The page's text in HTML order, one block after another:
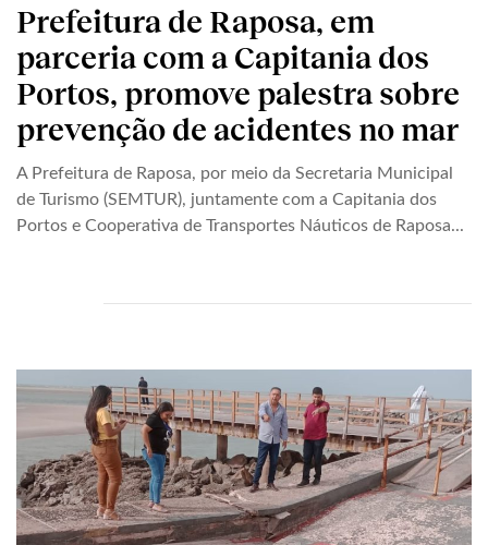
Prefeitura de Raposa, em
parceria com a Capitania dos
Portos, promove palestra sobre
prevenção de acidentes no mar
A Prefeitura de Raposa, por meio da Secretaria Municipal
de Turismo (SEMTUR), juntamente com a Capitania dos
Portos e Cooperativa de Transportes Náuticos de Raposa...